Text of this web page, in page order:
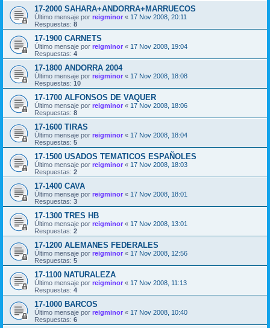
17-2000 SAHARA+ANDORRA+MARRUECOS
Último mensaje por reigminor « 17 Nov 2008, 20:11
Respuestas: 8
17-1900 CARNETS
Último mensaje por reigminor « 17 Nov 2008, 19:04
Respuestas: 4
17-1800 ANDORRA 2004
Último mensaje por reigminor « 17 Nov 2008, 18:08
Respuestas: 10
17-1700 ALFONSOS DE VAQUER
Último mensaje por reigminor « 17 Nov 2008, 18:06
Respuestas: 8
17-1600 TIRAS
Último mensaje por reigminor « 17 Nov 2008, 18:04
Respuestas: 5
17-1500 USADOS TEMATICOS ESPAÑOLES
Último mensaje por reigminor « 17 Nov 2008, 18:03
Respuestas: 2
17-1400 CAVA
Último mensaje por reigminor « 17 Nov 2008, 18:01
Respuestas: 3
17-1300 TRES HB
Último mensaje por reigminor « 17 Nov 2008, 13:01
Respuestas: 2
17-1200 ALEMANES FEDERALES
Último mensaje por reigminor « 17 Nov 2008, 12:56
Respuestas: 5
17-1100 NATURALEZA
Último mensaje por reigminor « 17 Nov 2008, 11:13
Respuestas: 4
17-1000 BARCOS
Último mensaje por reigminor « 17 Nov 2008, 10:40
Respuestas: 6